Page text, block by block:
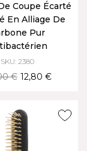
Coupe Écarté
En Alliage De
Pur
SKU: 2380
€ 12,80 €